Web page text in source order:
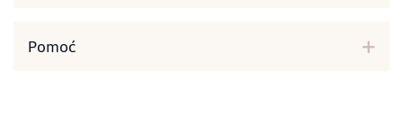
Pomoć